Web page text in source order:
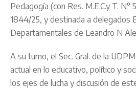
Pedagogía (con Res. M.E.C.y T. N°
1844/25, y destinada a delegados
Departamentales de Leandro N
A su turno, el Sec. Gral. de la
actual en lo educativo, político y
los ejes de lucha y discusión de